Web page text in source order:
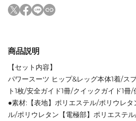
商品説明
【セット内容】
パワースーツ ヒップ&レッグ本体1着/ス
ト1枚/安全ガイド1冊/クイックガイド1冊/
●素材:【表地】ポリエステル/ポリウレ
ル/ポリウレタン【電極部】ポリエステ